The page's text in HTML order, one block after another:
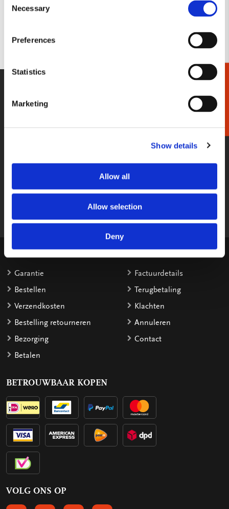
Selection
Necessary
Preferences
Statistics
Marketing
Show details
Allow all
Allow selection
Deny
Ik ga akkoord met de .
ACCOUNT AANMAKEN
Wij staan voor u klaar van maandag
STUUR EEN BERICHT
Stel gerust uw vraag per e-mail, wij
reageren binnen 2 werkdagen.
Garantie
Bestellen
Verzendkosten
Bestelling retourneren
Bezorging
Betalen
Factuurdetails
Terugbetaling
Klachten
Annuleren
Contact
BETROUWBAAR KOPEN
VOLG ONS OP
Cadeaukiezer